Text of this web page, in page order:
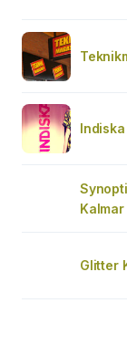
Kalmar
Glitter